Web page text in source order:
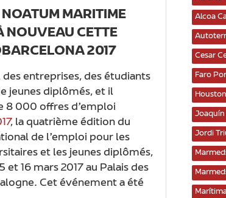
MARITIME
NOUVEAU CETTE
2017
des entreprises, des étudiants
jeunes diplômés, et il
8 000 offres d’emploi
, la quatrième édition du
de l’emploi pour les
et les jeunes diplômés,
et 16 mars 2017 au Palais des
Cet événement a été
Alcoa
Cesar
Faro
Houston
Joaquín
Jordi